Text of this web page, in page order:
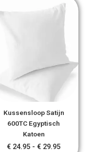
Kussensloop Satijn
600TC Egyptisch
Katoen
€ 24.95 - € 29.95
€ 24.95
tot